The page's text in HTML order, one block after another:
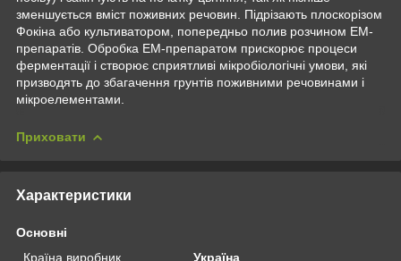
зменшується вміст поживних речовин. Підрізають плоскорізом
Фокіна або культиватором, попередньо полив розчином ЕМ-
препаратів. Обробка ЕМ-препаратом прискорює процеси
ферментації і створює сприятливі мікробіологічні умови, які
призводять до збагачення грунтів поживними речовинами і
мікроелементами.
Приховати
Характеристики
Основні
Країна виробник
Україна